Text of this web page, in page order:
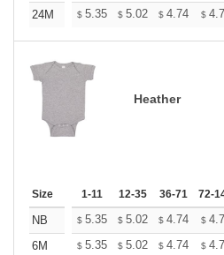
24M
$ 5.35 $ 5.02 $ 4.74 $
Heather
Size 1-11 12-35 36-71 72-
NB $ 5.35 $ 5.02 $ 4.74 $
6M
$ 5.35 $ 5.02 $ 4.74 $